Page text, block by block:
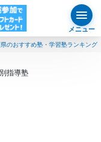
メニュー
のおすすめ塾・学習塾ランキング
指導塾